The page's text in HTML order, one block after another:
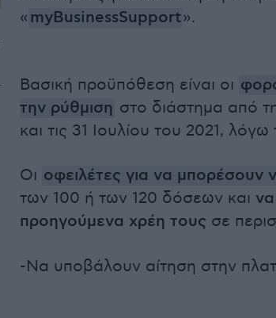
« myBusinessSupport».
Βασική προϋπόθεση είναι οι
την ρύθμιση στο διάστημα από
και τις 31 Ιουλίου του 2021,
Οι οφειλέτες για να μπορέσουν
των 100 ή των 120 δόσεων και
προηγούμενα χρέη τους σε
-Να υποβάλουν αίτηση στην